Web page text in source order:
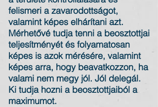
felismeri a zavarodottságot,
valamint képes elhárítani azt.
Mérhetővé tudja tenni a beosztottjai
teljesítményét és folyamatosan
képes is azok mérésére, valamint
képes arra, hogy beavatkozzon, ha
valami nem megy jól. Jól delegál.
Ki tudja hozni a beosztottjaiból a
maximumot.